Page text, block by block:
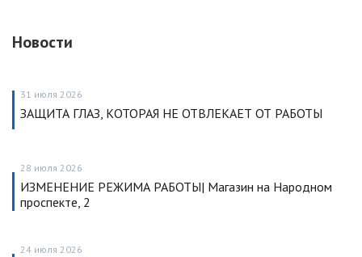
Новости
31 июля 2026
ЗАЩИТА ГЛАЗ, КОТОРАЯ НЕ ОТВЛЕКАЕТ ОТ РАБОТЫ
28 июля 2026
ИЗМЕНЕНИЕ РЕЖИМА РАБОТЫ| Магазин на Народном
проспекте, 2
24 июля 2026